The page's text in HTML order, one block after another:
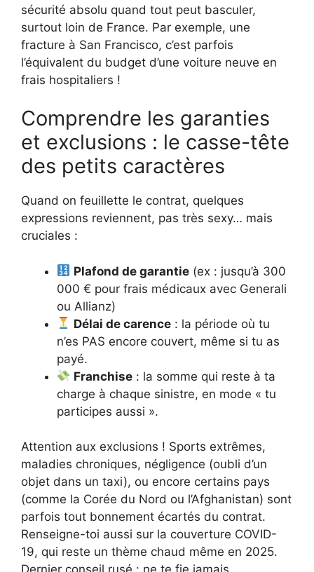
sécurité absolu quand tout peut basculer,
surtout loin de France. Par exemple, une
fracture à San Francisco, c’est parfois
l’équivalent du budget d’une voiture neuve en
frais hospitaliers !
Comprendre les garanties
et exclusions : le casse-tête
des petits caractères
Quand on feuillette le contrat, quelques
expressions reviennent, pas très sexy… mais
cruciales :
Plafond de garantie (ex : jusqu’à 300
000 € pour frais médicaux avec Generali
ou Allianz)
Délai de carence : la période où tu
n’es PAS encore couvert, même si tu as
payé.
Franchise : la somme qui reste à ta
charge à chaque sinistre, en mode « tu
participes aussi ».
Attention aux exclusions ! Sports extrêmes,
maladies chroniques, négligence (oubli d’un
objet dans un taxi), ou encore certains pays
(comme la Corée du Nord ou l’Afghanistan) sont
parfois tout bonnement écartés du contrat.
Renseigne-toi aussi sur la couverture COVID-
19, qui reste un thème chaud même en 2025.